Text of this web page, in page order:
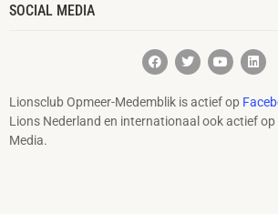
SOCIAL MEDIA
Lionsclub Opmeer-Medemblik is actief op
Lions Nederland en internationaal ook actief op
Media.